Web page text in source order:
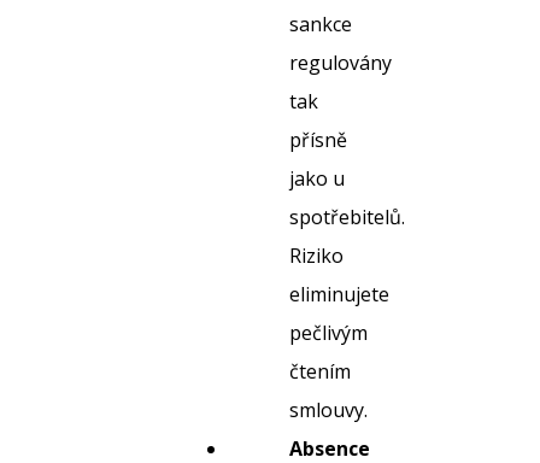
sankce
regulovány
tak
přísně
jako u
spotřebitelů.
Riziko
eliminujete
pečlivým
čtením
smlouvy.
Absence